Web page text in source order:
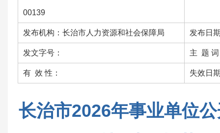
00139
发布机构：长治市人力资源和社会保障局 发布日
发文字号： 主 题 词
有 效 性： 失效日
长治市2026年事业单位